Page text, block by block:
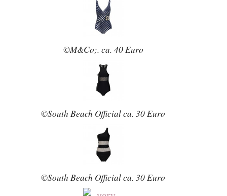
©M&Co;. ca. 40 Euro
©South Beach Official ca. 30 Euro
©South Beach Official ca. 30 Euro